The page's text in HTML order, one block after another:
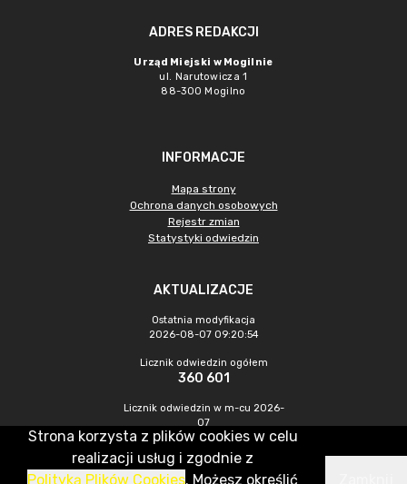
ADRES REDAKCJI
Urząd Miejski w Mogilnie
ul. Narutowicza 1
88-300 Mogilno
INFORMACJE
Mapa strony
Ochrona danych osobowych
Rejestr zmian
Statystyki odwiedzin
AKTUALIZACJE
Ostatnia modyfikacja
2026-08-07 09:20:54
Licznik odwiedzin ogółem
360 601
Licznik odwiedzin w m-cu 2026-
07
1 246
CMS & Hosting: Nefeni Sp. z o.o.
Strona korzysta z plików cookies w celu
realizacji usług i zgodnie z
Polityką Plików Cookies. Możesz określić